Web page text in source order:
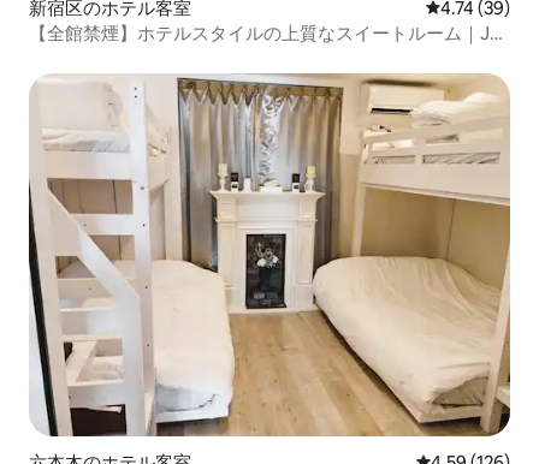
新宿区のホテル客室 レビュー39
4.74 (39)
【全館禁煙】ホテルスタイルの上質なスイートルーム｜JR